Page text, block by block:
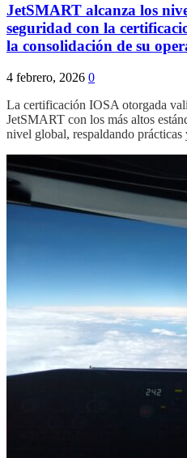
JetSMART alcanza los
seguridad con la
la consolidación de su
4 febrero, 2026 0
La certificación IOSA otorgada
JetSMART con los más altos
nivel global, respaldando